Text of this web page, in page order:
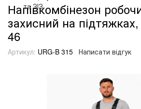
Напівкомбінезон
захисний на
46
Артикул: URG-B 315 Написати відгук